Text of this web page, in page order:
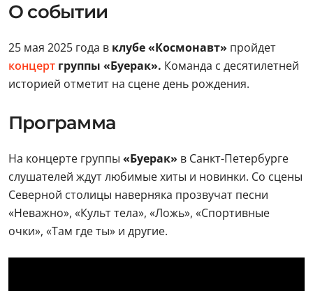
О событии
25 мая 2025 года в клубе «Космонавт» пройдет
концерт группы «Буерак». Команда с десятилетней
историей отметит на сцене день рождения.
Программа
На концерте группы «Буерак» в Санкт-Петербурге
слушателей ждут любимые хиты и новинки. Со сцены
Северной столицы наверняка прозвучат песни
«Неважно», «Культ тела», «Ложь», «Спортивные
очки», «Там где ты» и другие.